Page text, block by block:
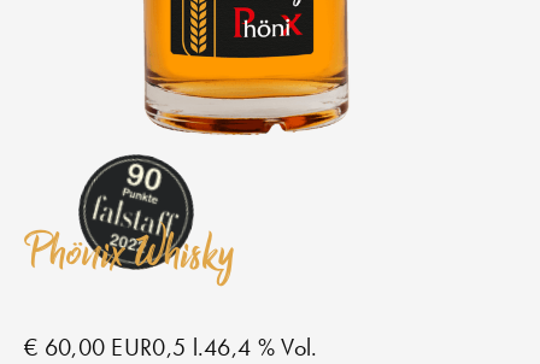
Phönix Whisky
€ 60,00 EUR0,5 l.46,4 % Vol.